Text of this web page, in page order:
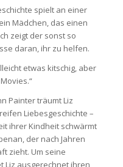
spielt an einer
Mädchen, das einen
zeigt der sonst so
daran, ihr zu helfen.
etwas kitschig, aber
Painter träumt Liz
Liebesgeschichte –
ihrer Kindheit schwärmt
der nach Jahren
zieht. Um seine
Liz ausgerechnet ihren